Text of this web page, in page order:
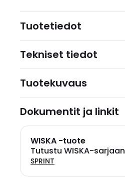
Tuotetiedot
Tekniset tiedot
Tuotekuvaus
Dokumentit ja linkit
WISKA -tuote
Tutustu WISKA-sarjaan
SPRINT